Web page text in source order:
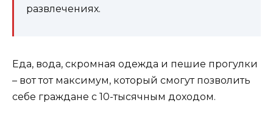
развлечениях.
Еда, вода, скромная одежда и пешие прогулки
– вот тот максимум, который смогут позволить
себе граждане с 10-тысячным доходом.